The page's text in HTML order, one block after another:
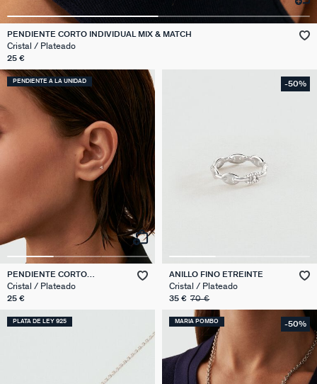
PENDIENTE CORTO INDIVIDUAL MIX & MATCH
Cristal / Plateado
25 €
PENDIENTE A LA UNIDAD
PENDIENTE CORTO
INDIVIDUAL MIX & MATCH
Cristal / Plateado
25 €
-50%
ANILLO FINO ETREINTE
Cristal / Plateado
35 € 70 €
PLATA DE LEY 925 MARIA POMBO -50%